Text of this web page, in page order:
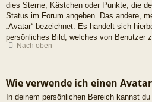
dies Sterne, Kästchen oder Punkte, die
Status im Forum angeben. Das andere,
„Avatar“ bezeichnet. Es handelt sich
persönliches Bild, welches von Benutzer
Nach oben
Wie verwende ich einen
In deinem persönlichen Bereich kannst